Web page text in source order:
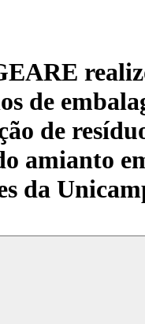
de
de
amianto
da